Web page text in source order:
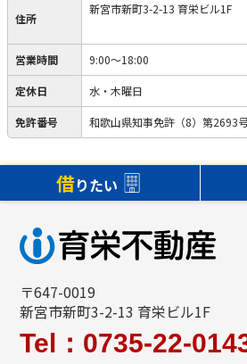
住所
新宮市新町3-2-13 育栄ビル1F
営業時間 9:00～18:00
定休日 水・木曜日
免許番号 和歌山県知事免許（8）第2693
借りたい
〒647-0019
新宮市新町3-2-13 育栄ビル1F
Tel：0735-22-